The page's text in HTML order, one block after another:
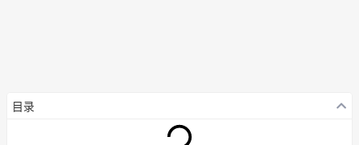
目录